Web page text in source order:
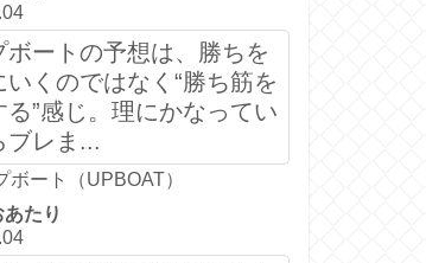
ボートの予想は、勝ちを
いくのではなく“勝ち筋を
る”感じ。理にかなってい
ブレま...
ボート（UPBOAT）
たり